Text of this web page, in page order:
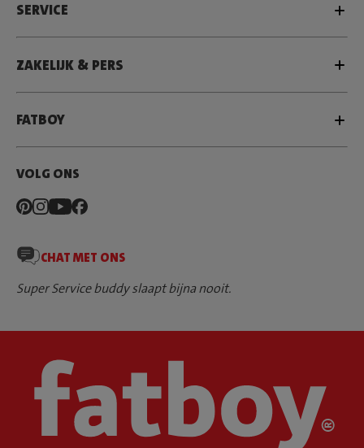
SERVICE
ZAKELIJK & PERS
FATBOY
VOLG ONS
CHAT MET ONS
Super Service buddy slaapt bijna nooit.